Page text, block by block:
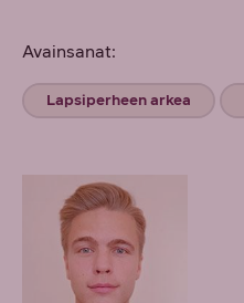
Avainsanat:
Lapsiperheen arkea